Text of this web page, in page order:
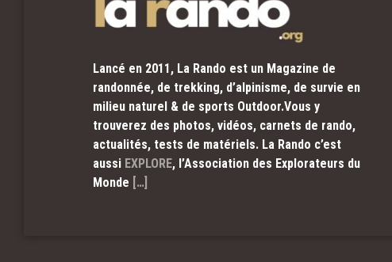
Lancé en 2011, La Rando est un Magazine de
randonnée, de trekking, d’alpinisme, de survie en
milieu naturel & de sports Outdoor.Vous y
trouverez des photos, vidéos, carnets de rando,
actualités, tests de matériels. La Rando c’est
aussi EXPLORE, l’Association des Explorateurs du
Monde […]